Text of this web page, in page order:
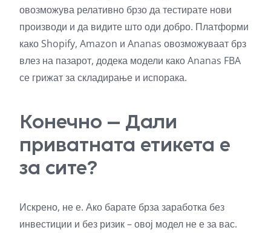
овозможува релативно брзо да тестирате нови
производи и да видите што оди добро. Платформи
како Shopify, Amazon и Ananas овозможуваат брз
влез на пазарот, додека модели како Ananas FBA
се грижат за складирање и испорака.
Конечно – Дали
приватната етикета е
за сите?
Искрено, не е. Ако барате брза заработка без
инвестиции и без ризик – овој модел не е за вас.